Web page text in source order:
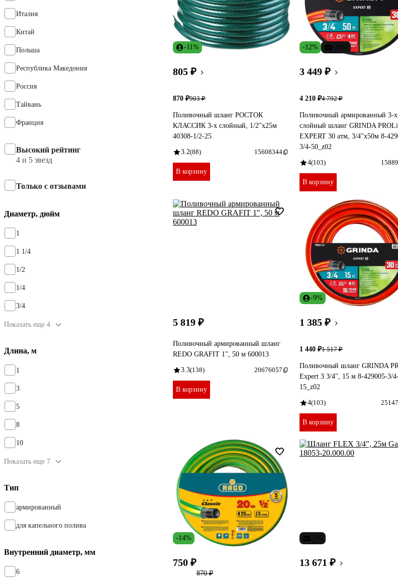
Италия
Китай
Польша
Республика Македония
Россия
Тайвань
Франция
Высокий рейтинг
4 и 5 звезд
Только с отзывами
Диаметр, дюйм
1
1 1/4
1/2
1/4
3/4
Показать еще 4
Длина, м
1
3
5
8
10
Показать еще 7
Тип
армированный
для капельного полива
Внутренний диаметр, мм
6
-11%
805 ₽
870 ₽903 ₽
Поливочный шланг РОСТОК
КЛАССИК 3-х слойный, 1/2"х25м
40308-1/2-25
3.2(88) 15608344
В корзину
-12%
3 449 ₽
4 210 ₽4 792 ₽
Поливочный армированный 3-х
слойный шланг GRINDA
EXPERT 30 атм, 3/4"х50м 8-
3/4-50_z02
4(103)
В корзину
5 819 ₽
Поливочный армированный шланг
REDO GRAFIT 1", 50 м 600013
3.3(138) 20676057
В корзину
-9%
1 385 ₽
1 440 ₽1 517 ₽
Поливочный шланг GRINDA
Expert 3 3/4", 15 м 8-429005-3/
15_z02
4(103)
В корзину
-14%
750 ₽
870 ₽
13 671 ₽